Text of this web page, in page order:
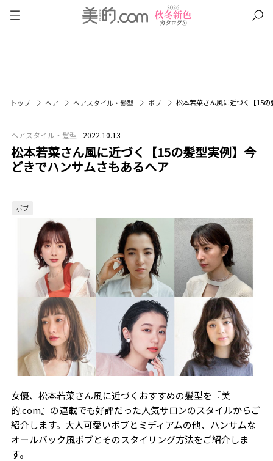
トップ ヘア ヘアスタイル・髪型 ボブ 松本若菜さん風に近づく【15
ヘアスタイル・髪型 2022.10.13
松本若菜さん風に近づく【15の髪型実例】今
どきでハンサムさもあるヘア
ボブ
女優、松本若菜さん風に近づくおすすめの髪型を『美
的.com』の連載でも好評だった人気サロンのスタイルからご
紹介します。大人可愛いボブとミディアムの他、ハンサムな
オールバック風ボブとそのスタイリング方法をご紹介しま
す。